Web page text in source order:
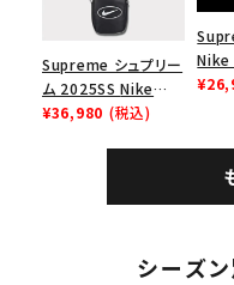
Supreme シュプリー
ム 2025SS Nike
Leather Shoulder
¥36,980 (税込)
Low
シーズ